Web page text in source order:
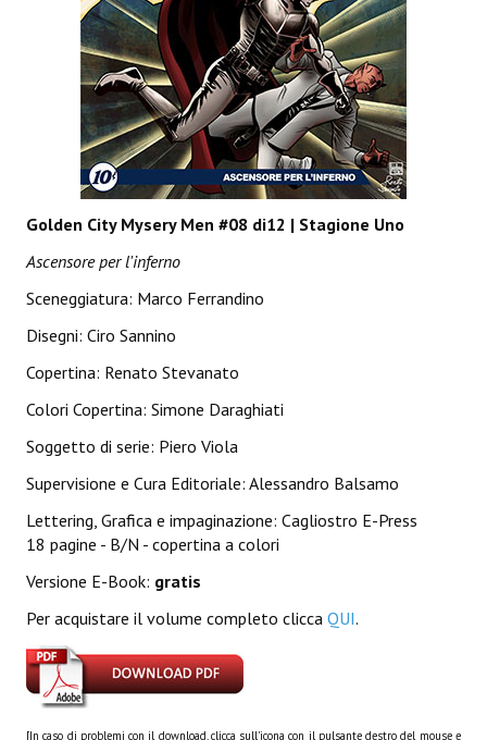
Spazio Cagliostro@Lucca 2017
Casa Cagliostro@Lucca2018
#baseLUna@Lucca 2019
PUBBLICAZIONI
Fumetti
DownLoad
Bonsai
I Classici del Fumetto Indipendente
Prisma
American Milestone
Spaghetti Western
Golden City Mysery Men #08 di12 | Stagione Uno
Ascensore per l'inferno
Sceneggiatura: Marco Ferrandino
Disegni: Ciro Sannino
Copertina: Renato Stevanato
Colori Copertina: Simone Daraghiati
Soggetto di serie: Piero Viola
Supervisione e Cura Editoriale: Alessandro Balsamo
Lettering, Grafica e impaginazione: Cagliostro E-Press
18 pagine - B/N - copertina a colori
Versione E-Book: gratis
Per acquistare il volume completo clicca QUI.
[In caso di problemi con il download, clicca sull'icona con il pulsante destro del mouse e